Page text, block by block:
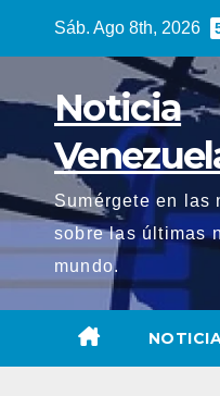
Sáb. Ago 8th, 2026
Noticia
Sumérgete en las
sobre las últimas
mundo.